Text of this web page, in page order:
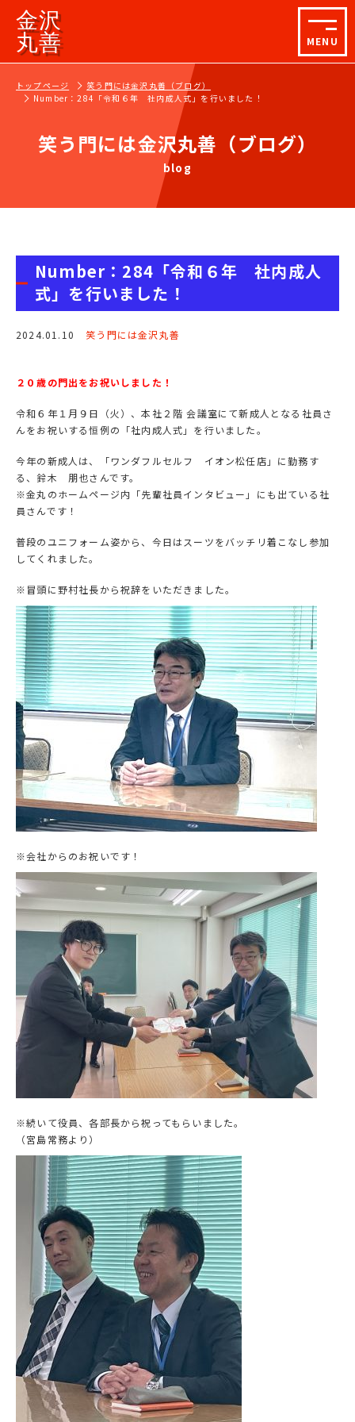
金沢
丸善
MENU
トップページ
笑う門には金沢丸善（ブログ）
Number：284「令和６年 社内成人式」を行いました！
笑う門には金沢丸善（ブログ）
blog
Number：284「令和６年 社内成人
式」を行いました！
2024.01.10 笑う門には金沢丸善
２０歳の門出をお祝いしました！
令和６年１月９日（火）、本社２階 会議室にて新成人となる社員さ
んをお祝いする恒例の「社内成人式」を行いました。
今年の新成人は、「ワンダフルセルフ イオン松任店」に勤務す
る、鈴木 朋也さんです。
※金丸のホームページ内「先輩社員インタビュー」にも出ている社
員さんです！
普段のユニフォーム姿から、今日はスーツをバッチリ着こなし参加
してくれました。
※冒頭に野村社長から祝辞をいただきました。
※会社からのお祝いです！
※続いて役員、各部長から祝ってもらいました。
（宮島常務より）